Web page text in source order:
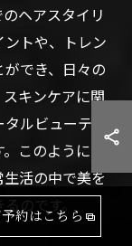
ヘアスタイリ
トや、トレン
でき、日々の
キンケアに関
ルビューティ
このようにし
活の中で美を
のです。
予約はこちら